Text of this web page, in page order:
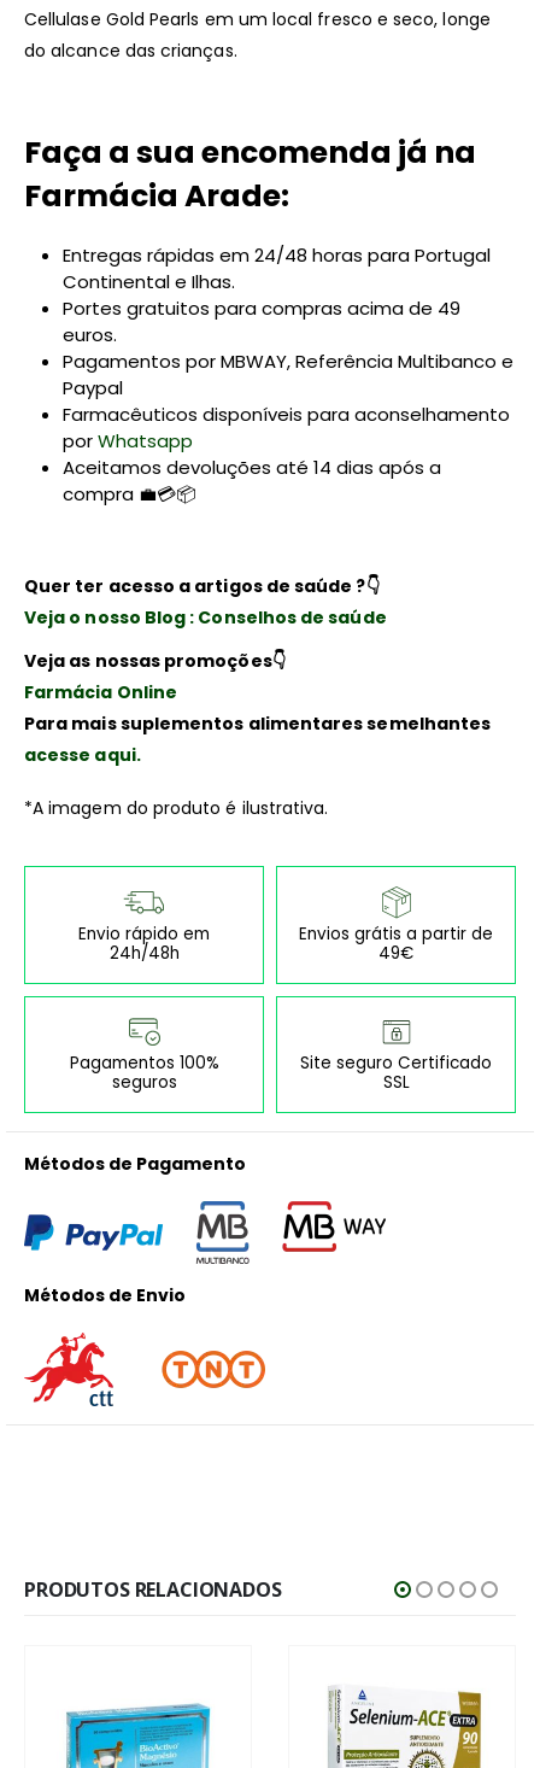
Cellulase Gold Pearls em um local fresco e seco, longe
do alcance das crianças.
Faça a sua encomenda já na
Farmácia Arade:
Entregas rápidas em 24/48 horas para Portugal
Continental e Ilhas.
Portes gratuitos para compras acima de 49
euros.
Pagamentos por MBWAY, Referência Multibanco e
Paypal
Farmacêuticos disponíveis para aconselhamento
porWhatsapp
Aceitamos devoluções até 14 dias após a
compra 💼💳📦
Quer ter acesso a artigos de saúde ?👇
Veja o nosso Blog : Conselhos de saúde
Veja as nossas promoções👇
Farmácia Online
Para mais suplementos alimentares semelhantes
acesse aqui.
*A imagem do produto é ilustrativa.
Envio rápido em
24h/48h
Envios grátis a partir de
49€
Pagamentos 100%
seguros
Site seguro Certificado
SSL
Métodos de Pagamento
Métodos de Envio
PRODUTOS RELACIONADOS